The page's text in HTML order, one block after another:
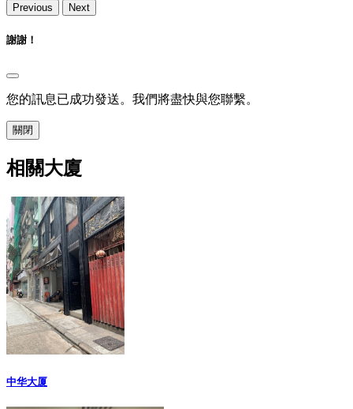
Previous Next
謝謝！
您的訊息已成功發送。我們將盡快與您聯繫。
關閉
相關大廈
中华大厦